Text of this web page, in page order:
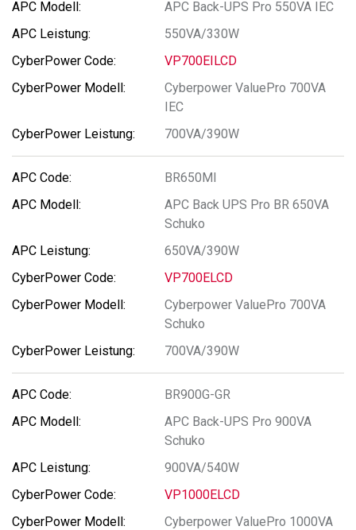
APC Back-UPS Pro 550VA IEC
550VA/330W
VP700EILCD
Cyberpower ValuePro 700VA
IEC
700VA/390W
BR650MI
APC Back UPS Pro BR 650VA
Schuko
650VA/390W
VP700ELCD
Cyberpower ValuePro 700VA
Schuko
700VA/390W
BR900G-GR
APC Back-UPS Pro 900VA
Schuko
900VA/540W
VP1000ELCD
Cyberpower ValuePro 1000VA